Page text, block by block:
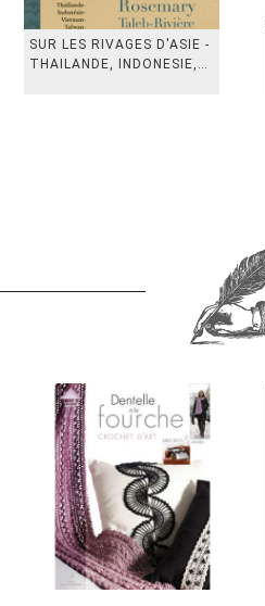
SUR LES RIVAGES D'ASIE -
THAILANDE, INDONESIE,